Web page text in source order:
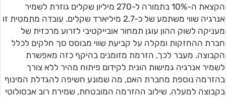
הקצאת ה-10% בתמורה ל-270 מיליון שקלים גוזרת לשמיר
אנרגיה שווי משתמע של כ-2.7 מיליארד שקלים. עובדה מתמטית זו
מעניקה לשוק ההון עוגן תמחור אובייקטיבי לזרוע מרכזית של
חברת ההחזקות ומקלה על קביעת שווי מבוסס סך חלקים לכלל
הקבוצה. מעבר לכך, הזרמת מזומנים בהיקף כזה מאפשרת
לשמיר אנרגיה גמישות הונית לקידום פיתוח מהיר ללא צורך
בהזרמה נוספת מחברת האם, מה שמונע חשיפה להגדלת המינוף
בקבוצה למעלה. שילוב ההזרמה המובטחת, שמירת רוב אבסולוטי